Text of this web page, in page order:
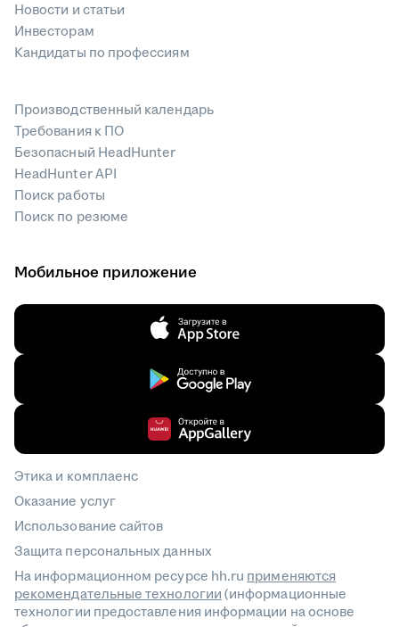
Новости и статьи
Инвесторам
Кандидаты по профессиям
Производственный календарь
Требования к ПО
Безопасный HeadHunter
HeadHunter API
Поиск работы
Поиск по резюме
Мобильное приложение
Этика и комплаенс
Оказание услуг
Использование сайтов
Защита персональных данных
На информационном ресурсе hh.ru применяются
рекомендательные технологии(информационные
технологии предоставления информации на основе